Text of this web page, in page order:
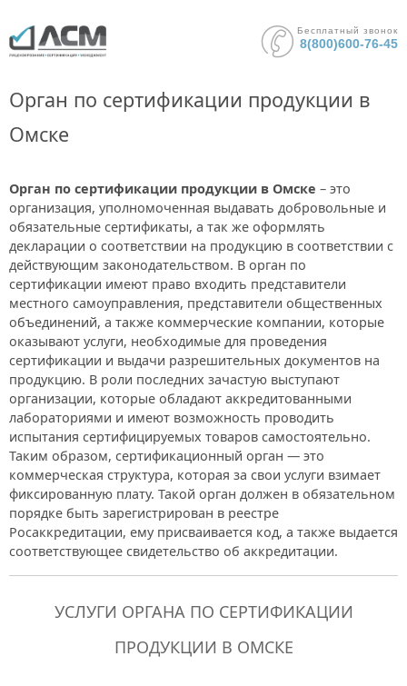
Бесплатный звонок
8(800)600-76-45
Орган по сертификации продукции в
Омске
Орган по сертификации продукции в Омске – это
организация, уполномоченная выдавать добровольные и
обязательные сертификаты, а так же оформлять
декларации о соответствии на продукцию в соответствии с
действующим законодательством. В орган по
сертификации имеют право входить представители
местного самоуправления, представители общественных
объединений, а также коммерческие компании, которые
оказывают услуги, необходимые для проведения
сертификации и выдачи разрешительных документов на
продукцию. В роли последних зачастую выступают
организации, которые обладают аккредитованными
лабораториями и имеют возможность проводить
испытания сертифицируемых товаров самостоятельно.
Таким образом, сертификационный орган — это
коммерческая структура, которая за свои услуги взимает
фиксированную плату. Такой орган должен в обязательном
порядке быть зарегистрирован в реестре
Росаккредитации, ему присваивается код, а также выдается
соответствующее свидетельство об аккредитации.
УСЛУГИ ОРГАНА ПО СЕРТИФИКАЦИИ
ПРОДУКЦИИ В ОМСКЕ